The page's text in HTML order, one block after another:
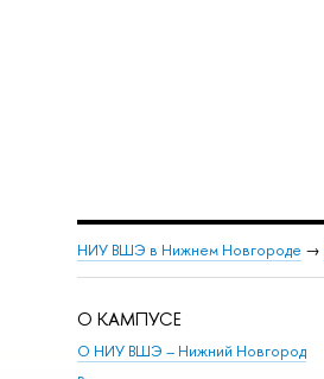
НИУ ВШЭ в Нижнем Новгороде →
О КАМПУСЕ
О НИУ ВШЭ – Нижний Новгород